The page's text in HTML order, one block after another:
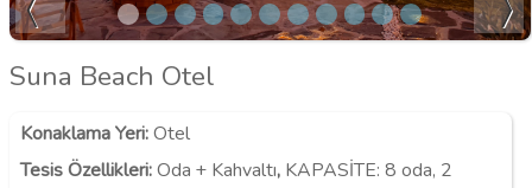
Suna Beach Otel
Konaklama Yeri:Otel
Tesis Özellikleri:Oda + Kahvaltı, KAPASİTE: 8 oda, 2